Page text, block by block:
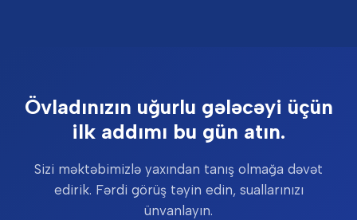
Övladınızın uğurlu gələcəyi üçün
ilk addımı bu gün atın.
Sizi məktəbimizlə yaxından tanış olmağa dəvət
edirik. Fərdi görüş təyin edin, suallarınızı
ünvanlayın.